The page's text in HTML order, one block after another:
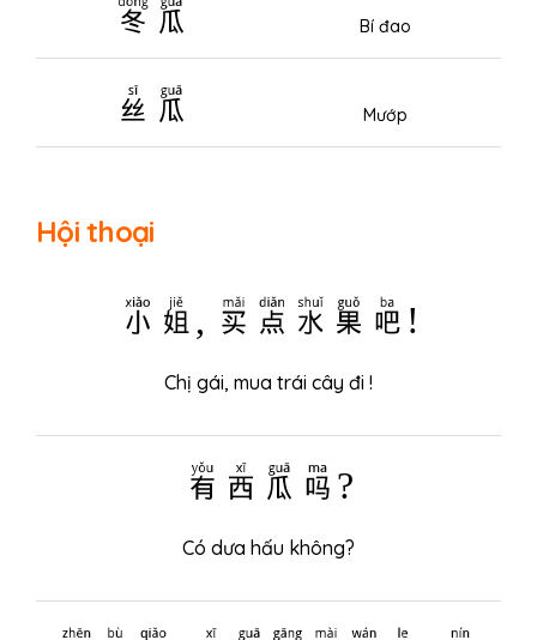
冬瓜 Bí đao
丝瓜 Mướp
Hội thoại
小姐, 买点水果吧!
Chị gái, mua trái cây đi !
有西瓜吗?
Có dưa hấu không?